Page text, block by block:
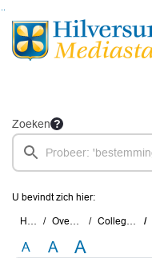
Ga naar de inhoud van deze pagina
Ga naar het zoeken
Zoeken
U bevindt zich hier:
Home Overzichten Collegebrieven
A A A